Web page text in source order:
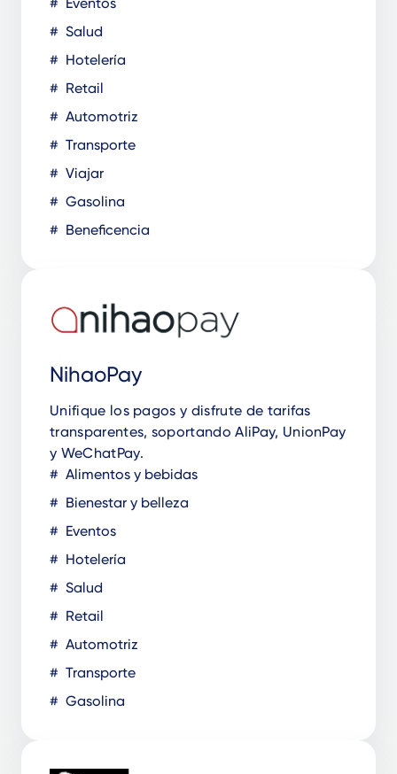
Salud
Hotelería
Retail
Automotriz
Transporte
Viajar
Gasolina
Beneficencia
NihaoPay
Unifique los pagos y disfrute de tarifas
transparentes, soportando AliPay, UnionPay
y WeChatPay.
Alimentos y bebidas
Bienestar y belleza
Eventos
Hotelería
Salud
Retail
Automotriz
Transporte
Gasolina